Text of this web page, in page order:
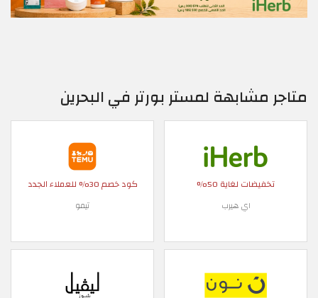
متاجر مشابهة لمستر بورتر في البحرين
تخفيضات لغاية 50%
اي هيرب
كود خصم 30% للعملاء الجدد
تيمو